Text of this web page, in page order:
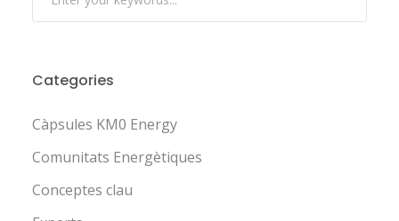
Categories
Càpsules KM0 Energy
Comunitats Energètiques
Conceptes clau